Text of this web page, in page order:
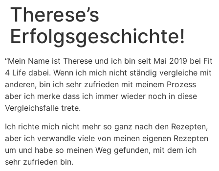
Therese’s
Erfolgsgeschichte!
“Mein Name ist Therese und ich bin seit Mai 2019 bei Fit
4 Life dabei. Wenn ich mich nicht ständig vergleiche mit
anderen, bin ich sehr zufrieden mit meinem Prozess
aber ich merke dass ich immer wieder noch in diese
Vergleichsfalle trete.
Ich richte mich nicht mehr so ganz nach den Rezepten,
aber ich verwandle viele von meinen eigenen Rezepten
um und habe so meinen Weg gefunden, mit dem ich
sehr zufrieden bin.